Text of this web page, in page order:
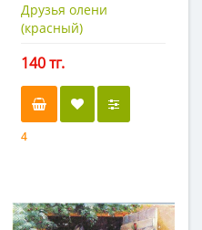
Друзья олени
(красный)
140 тг.
4